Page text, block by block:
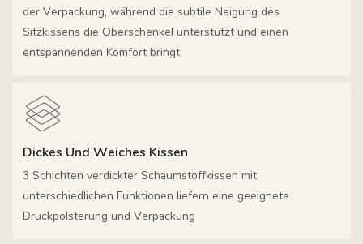
der Verpackung, während die subtile Neigung des
Sitzkissens die Oberschenkel unterstützt und einen
entspannenden Komfort bringt
Dickes Und Weiches Kissen
3 Schichten verdickter Schaumstoffkissen mit
unterschiedlichen Funktionen liefern eine geeignete
Druckpolsterung und Verpackung